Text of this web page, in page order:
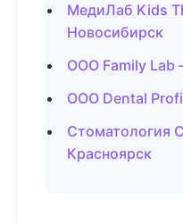
МедиЛаб Kids
Новосибирск
ООО Family Lab
ООО Dental
Стоматология
Красноярск